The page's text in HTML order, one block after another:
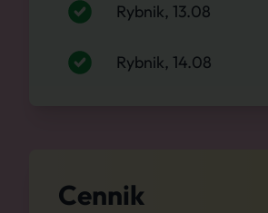
Rybnik, 13.08
Rybnik, 14.08
Cennik